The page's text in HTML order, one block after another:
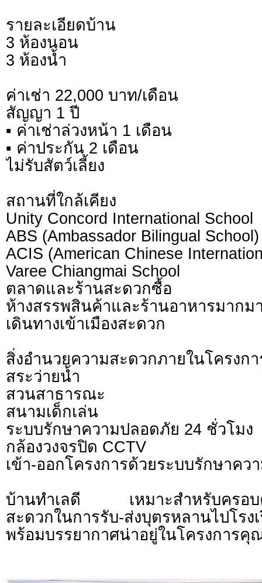
รายละเอียดบ้าน
3 ห้องนอน
3 ห้องน้ำ
ค่าเช่า 22,000 บาท/เดือน
สัญญา 1 ปี
▪️ ค่าเช่าล่วงหน้า 1 เดือน
▪️ ค่าประกัน 2 เดือน
ไม่รับสัตว์เลี้ยง
สถานที่ใกล้เคียง
Unity Concord International School
ABS (Ambassador Bilingual School)
ACIS (American Chinese
Varee Chiangmai School
ตลาดและร้านสะดวกซื้อ
ห้างสรรพสินค้าและร้านอาหารมากม
เดินทางเข้าเมืองสะดวก
สิ่งอำนวยความสะดวกภายในโครงกา
สระว่ายน้ำ
สวนสาธารณะ
สนามเด็กเล่น
ระบบรักษาความปลอดภัย 24 ชั่วโมง
กล้องวงจรปิด CCTV
เข้า-ออกโครงการด้วยระบบรักษาคว
บ้านทำเลดี เหมาะสำหรับครอบค
สะดวกในการรับ-ส่งบุตรหลานไปโรง
พร้อมบรรยากาศน่าอยู่ในโครงการคุ